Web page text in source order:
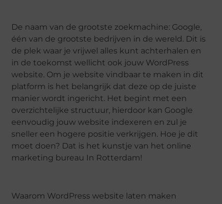
De naam van de grootste zoekmachine: Google,
één van de grootste bedrijven in de wereld. Dit is
de plek waar je vrijwel alles kunt achterhalen en
in de toekomst wellicht ook jouw WordPress
website. Om je website vindbaar te maken in dit
platform is het belangrijk dat deze op de juiste
manier wordt ingericht. Het begint met een
overzichtelijke structuur, hierdoor kan Google
eenvoudig jouw website indexeren en zul je
sneller een hogere positie verkrijgen. Hoe je dit
moet doen? Dat is het kunstje van het online
marketing bureau In Rotterdam!
Waarom WordPress website laten maken